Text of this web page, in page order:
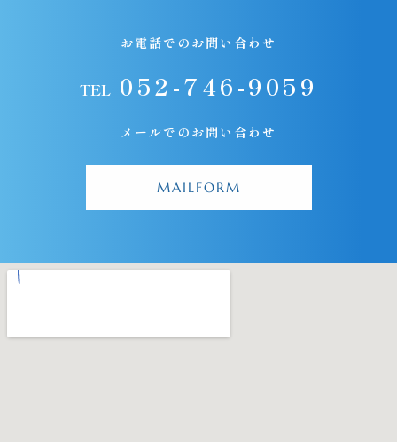
お電話でのお問い合わせ
TEL052-746-9059
メールでのお問い合わせ
MAILFORM